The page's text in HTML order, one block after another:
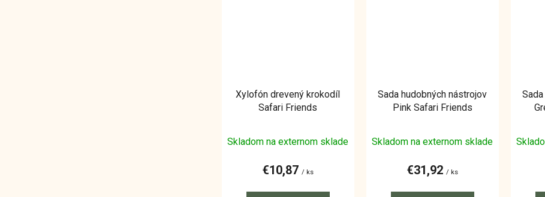
Xylofón drevený krokodíl
Safari Friends
Skladom na externom sklade
€10,87/ ks
Sada hudobných nástrojov
Pink Safari Friends
Skladom na externom sklade
€31,92/ ks